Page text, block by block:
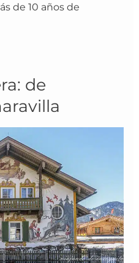
de 10 años de
de